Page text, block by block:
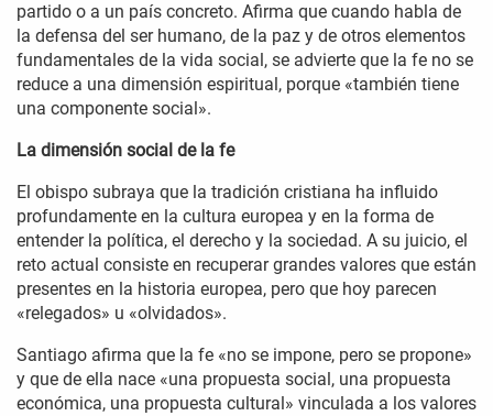
partido o a un país concreto. Afirma que cuando habla de
la defensa del ser humano, de la paz y de otros elementos
fundamentales de la vida social, se advierte que la fe no se
reduce a una dimensión espiritual, porque «también tiene
una componente social».
La dimensión social de la fe
El obispo subraya que la tradición cristiana ha influido
profundamente en la cultura europea y en la forma de
entender la política, el derecho y la sociedad. A su juicio, el
reto actual consiste en recuperar grandes valores que están
presentes en la historia europea, pero que hoy parecen
«relegados» u «olvidados».
Santiago afirma que la fe «no se impone, pero se propone»
y que de ella nace «una propuesta social, una propuesta
económica, una propuesta cultural» vinculada a los valores